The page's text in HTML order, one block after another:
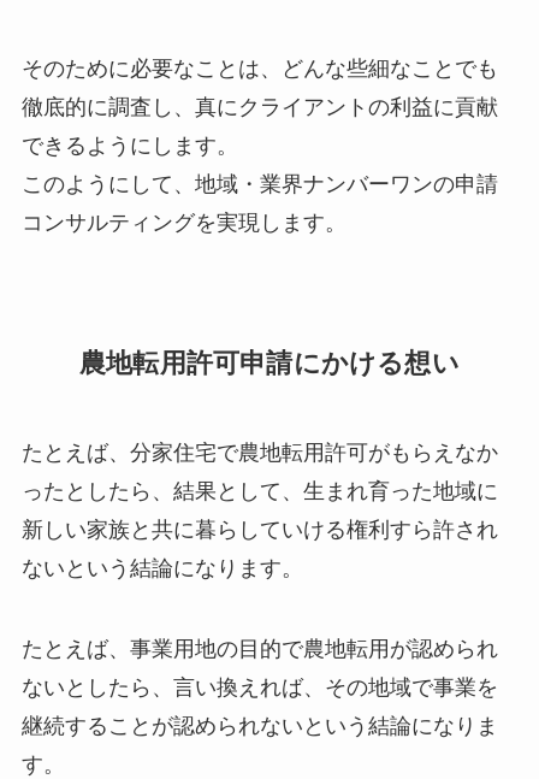
そのために必要なことは、どんな些細なことでも
徹底的に調査し、真にクライアントの利益に貢献
できるようにします。
このようにして、地域・業界ナンバーワンの申請
コンサルティングを実現します。
農地転用許可申請にかける想い
たとえば、分家住宅で農地転用許可がもらえなか
ったとしたら、結果として、生まれ育った地域に
新しい家族と共に暮らしていける権利すら許され
ないという結論になります。
たとえば、事業用地の目的で農地転用が認められ
ないとしたら、言い換えれば、その地域で事業を
継続することが認められないという結論になりま
す。